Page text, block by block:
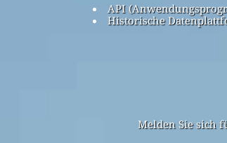
API
Historische
Melden Sie sich